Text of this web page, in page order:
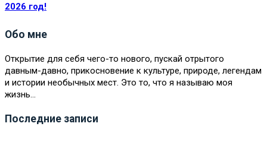
2026 год!
Обо мне
Открытие для себя чего-то нового, пускай отрытого
давным-давно, прикосновение к культуре, природе, легендам
и истории необычных мест. Это то, что я называю моя
жизнь…
Последние записи